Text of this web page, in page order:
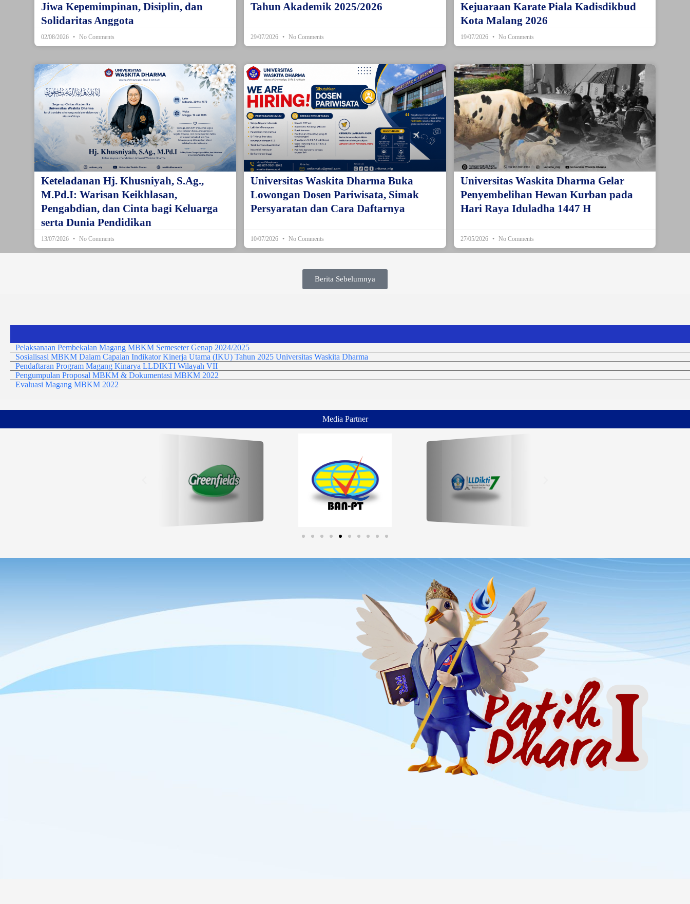
Jiwa Kepemimpinan, Disiplin, dan
Solidaritas Anggota
02/08/2026 No Comments
Tahun Akademik 2025/2026
29/07/2026 No Comments
Kejuaraan Karate Piala Kadisdikbud
Kota Malang 2026
19/07/2026 No Comments
Keteladanan Hj. Khusniyah, S.Ag.,
M.Pd.I: Warisan Keikhlasan,
Pengabdian, dan Cinta bagi Keluarga
serta Dunia Pendidikan
13/07/2026 No Comments
Universitas Waskita Dharma Buka
Lowongan Dosen Pariwisata, Simak
Persyaratan dan Cara Daftarnya
10/07/2026 No Comments
Universitas Waskita Dharma Gelar
Penyembelihan Hewan Kurban pada
Hari Raya Iduladha 1447 H
27/05/2026 No Comments
Berita Sebelumnya
Pelaksanaan Pembekalan Magang MBKM Semeseter Genap 2024/2025
Sosialisasi MBKM Dalam Capaian Indikator Kinerja Utama (IKU) Tahun 2025 Universitas Waskita Dharma
Pendaftaran Program Magang Kinarya LLDIKTI Wilayah VII
Pengumpulan Proposal MBKM & Dokumentasi MBKM 2022
Evaluasi Magang MBKM 2022
Media Partner